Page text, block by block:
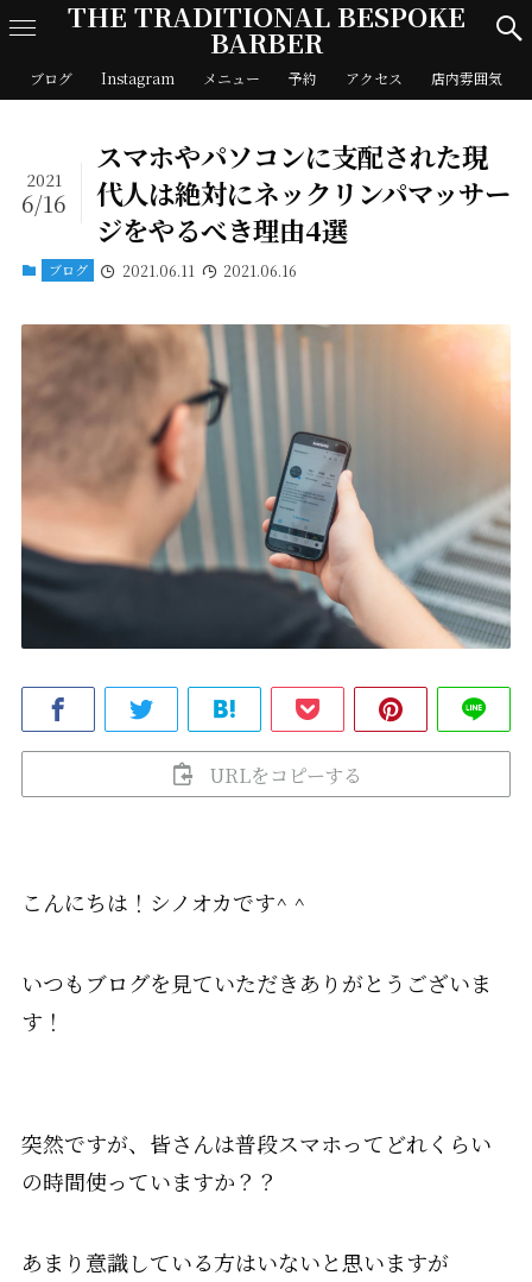
THE TRADITIONAL BESPOKE
BARBER
ブログ Instagram メニュー 予約 アクセス 店内雰囲気
スマホやパソコンに支配された現
代人は絶対にネックリンパマッサー
ジをやるべき理由4選
2021
6/16
ブログ 2021.06.11 2021.06.16
URLをコピーする
こんにちは！シノオカです^ ^
いつもブログを見ていただきありがとうございま
す！
突然ですが、皆さんは普段スマホってどれくらい
の時間使っていますか？？
あまり意識している方はいないと思いますが